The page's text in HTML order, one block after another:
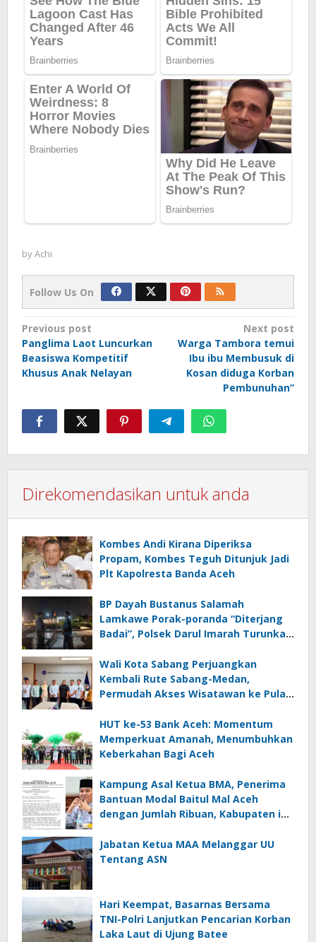
byAchi
Follow Us On
Post
navigation
Previous post
Panglima Laot Luncurkan
Beasiswa Kompetitif
Khusus Anak Nelayan
Next post
Warga Tambora temui
Ibu ibu Membusuk di
Kosan diduga Korban
Pembunuhan”
Direkomendasikan untuk anda
Kombes Andi Kirana Diperiksa
Propam, Kombes Teguh Ditunjuk Jadi
Plt Kapolresta Banda Aceh
BP Dayah Bustanus Salamah
Lamkawe Porak-poranda “Diterjang
Badai”, Polsek Darul Imarah Turunkan
Wali Kota Sabang Perjuangkan
Kembali Rute Sabang-Medan,
Permudah Akses Wisatawan ke Pulau
HUT ke-53 Bank Aceh: Momentum
Memperkuat Amanah, Menumbuhkan
Keberkahan Bagi Aceh
Kampung Asal Ketua BMA, Penerima
Bantuan Modal Baitul Mal Aceh
dengan Jumlah Ribuan, Kabupaten ini
Jabatan Ketua MAA Melanggar UU
Tentang ASN
Hari Keempat, Basarnas Bersama
TNI-Polri Lanjutkan Pencarian Korban
Laka Laut di Ujung Batee